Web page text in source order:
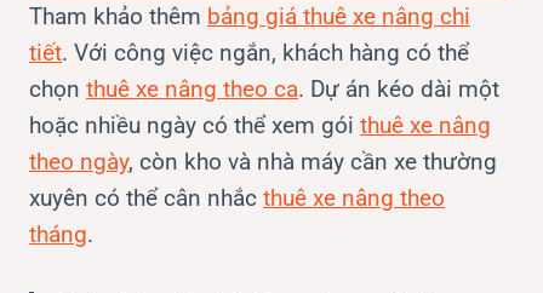
Tham khảo thêm bảng giá thuê xe nâng chi
tiết. Với công việc ngắn, khách hàng có thể
chọn thuê xe nâng theo ca. Dự án kéo dài một
hoặc nhiều ngày có thể xem gói thuê xe nâng
theo ngày, còn kho và nhà máy cần xe thường
xuyên có thể cân nhắc thuê xe nâng theo
tháng.